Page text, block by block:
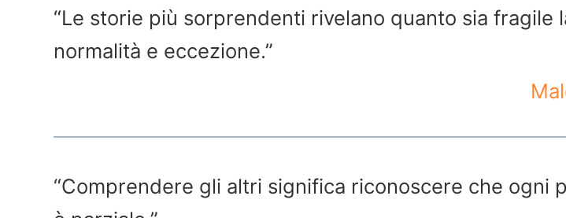
“Le storie più sorprendenti rivelano quanto sia fragile
normalità e eccezione.”
“Comprendere gli altri significa riconoscere che ogni